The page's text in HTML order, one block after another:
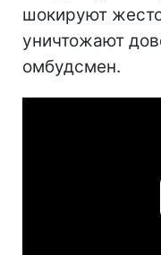
шокируют
уничтожают
омбудсмен.